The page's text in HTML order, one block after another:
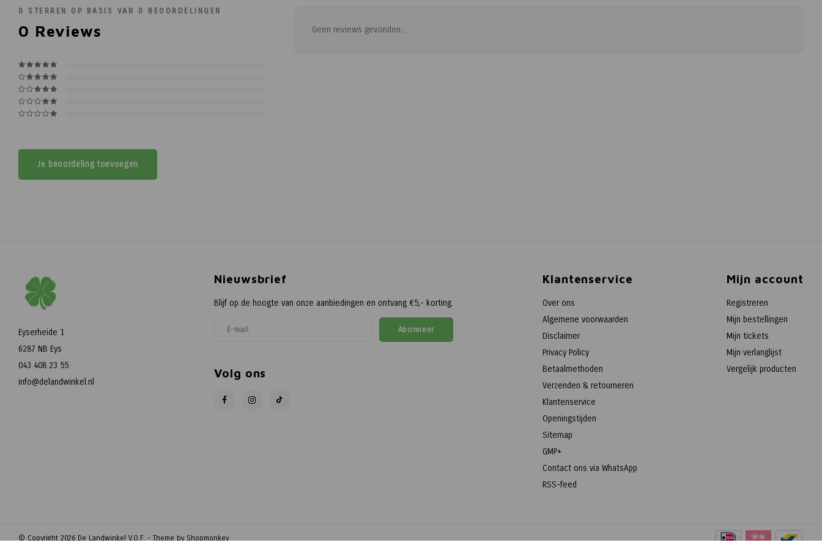
0 STERREN OP BASIS VAN 0 BEOORDELINGEN
0 Reviews
Je beoordeling toevoegen
Geen reviews gevonden...
Eyserheide 1
6287 NB Eys
043 408 23 55
info@delandwinkel.nl
Nieuwsbrief
Blijf op de hoogte van onze aanbiedingen en ontvang €5,- korting.
Abonneer
Volg ons
Klantenservice
Over ons
Algemene voorwaarden
Disclaimer
Privacy Policy
Betaalmethoden
Verzenden & retourneren
Klantenservice
Openingstijden
Sitemap
GMP+
Contact ons via WhatsApp
RSS-feed
Mijn account
Registreren
Mijn bestellingen
Mijn tickets
Mijn verlanglijst
Vergelijk producten
© Copyright 2026 De Landwinkel V.O.F. - Theme by Shopmonkey